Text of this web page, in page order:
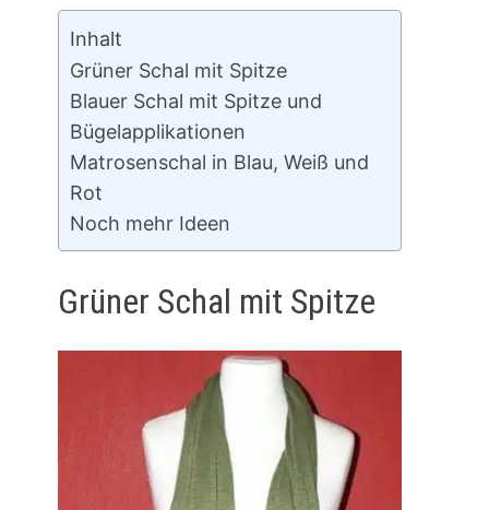
Inhalt
Grüner Schal mit Spitze
Blauer Schal mit Spitze und
Bügelapplikationen
Matrosenschal in Blau, Weiß und
Rot
Noch mehr Ideen
Grüner Schal mit Spitze